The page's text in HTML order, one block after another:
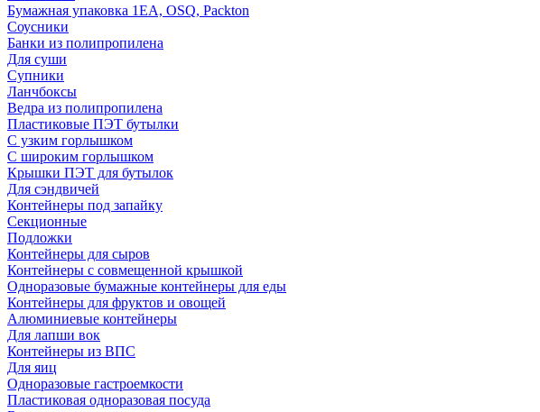
Бумажная упаковка 1ЕА, OSQ, Packton
Соусники
Банки из полипропилена
Для суши
Супники
Ланчбоксы
Ведра из полипропилена
Пластиковые ПЭТ бутылки
С узким горлышком
С широким горлышком
Крышки ПЭТ для бутылок
Для сэндвичей
Контейнеры под запайку
Секционные
Подложки
Контейнеры для сыров
Контейнеры с совмещенной крышкой
Одноразовые бумажные контейнеры для еды
Контейнеры для фруктов и овощей
Алюминиевые контейнеры
Для лапши вок
Контейнеры из ВПС
Для яиц
Одноразовые гастроемкости
Пластиковая одноразовая посуда